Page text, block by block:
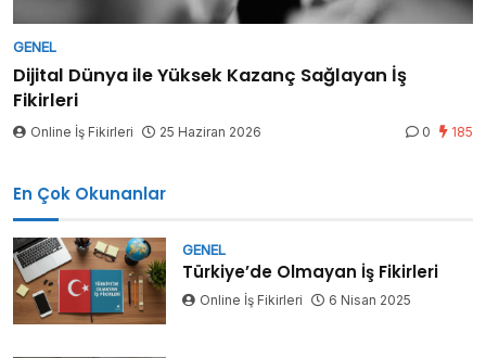
GENEL
Dijital Dünya ile Yüksek Kazanç Sağlayan İş
Fikirleri
Online İş Fikirleri 25 Haziran 2026 0 185
En Çok Okunanlar
GENEL
Türkiye’de Olmayan İş Fikirleri
Online İş Fikirleri 6 Nisan 2025